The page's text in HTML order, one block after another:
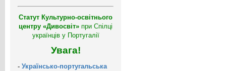
Статут Культурно-освітнього
центру «Дивосвіт» при Спілці
українців у Португалії
Увага!
- Українсько-португальська